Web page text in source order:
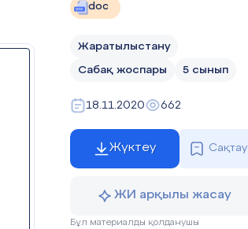
өлшеу
10 рет
нәтижелерін
11 см түзу
doc
Жаратылыстану
Сабақ жоспары 5 сынып
18.11.2020 662
Жүктеу Сақтау
ЖИ арқылы жасау
Бұл материалды қолданушы